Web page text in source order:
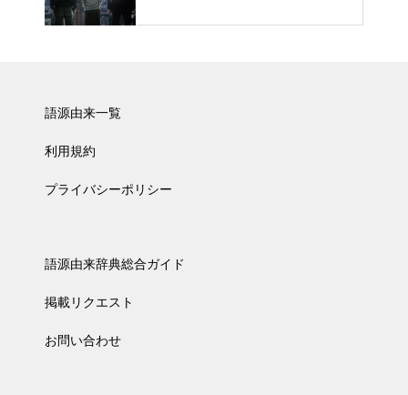
語源由来一覧
利用規約
プライバシーポリシー
語源由来辞典総合ガイド
掲載リクエスト
お問い合わせ